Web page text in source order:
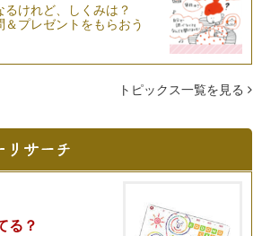
けれど、しくみは？
プレゼントをもらおう
トピックス一覧を見る
る？